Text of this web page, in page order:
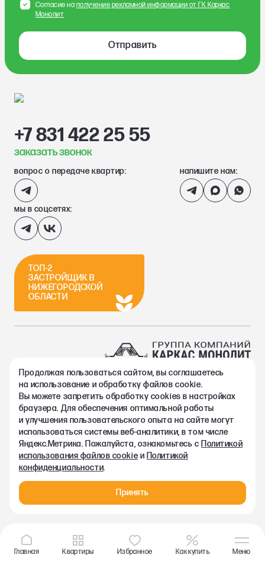
Отправить
Согласие на получение рекламной информации от ГК Каркас
Монолит
+7 831 422 25 55
заказать звонок
вопрос о передаче квартир: напишите нам:
мы в соцсетях:
ТОП-2
ЗАСТРОЙЩИК В
НИЖЕГОРОДСКОЙ
ОБЛАСТИ
2002-2026. Группа компаний Каркас Монолит
Политика конфиденциальности
Правовая информация
Согласие на обработку персональных данных
Согласие на получение рекламно-информационных материалов
Любая информация, представленная на данном сайте, носит
исключительно информационный характер и ни при каких
условиях не является публичной офертой, определяемой
Главная Квартиры Избранное Как купить Меню
Продолжая пользоваться сайтом, вы соглашаетесь
на использование и обработку файлов cookie.
Вы можете запретить обработку сookies в настройках
браузера. Для обеспечения оптимальной работы
и улучшения пользовательского опыта на сайте могут
использоваться системы веб-аналитики, в том числе
Яндекс.Метрика. Пожалуйста, ознакомьтесь с Политикой
использования файлов cookieи Политикой
конфиденциальности.
Принять